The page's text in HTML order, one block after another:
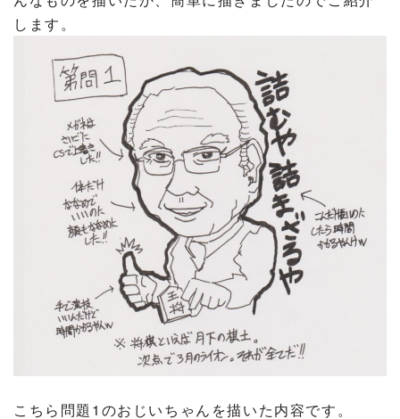
します。
こちら問題1のおじいちゃんを描いた内容です。